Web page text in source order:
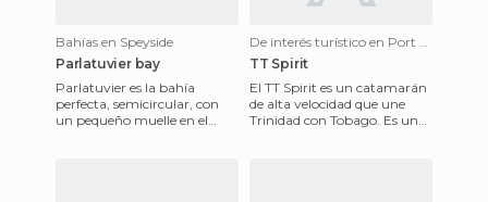
Bahías en Speyside
Parlatuvier bay
Parlatuvier es la bahía
perfecta, semicircular, con
un pequeño muelle en el
De interés turístico en Port of Spain
TT Spirit
El TT Spirit es un catamarán
de alta velocidad que une
Trinidad con Tobago. Es un